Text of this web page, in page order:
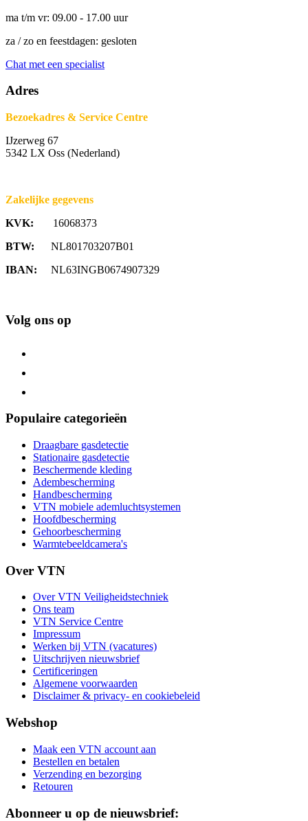
ma t/m vr: 09.00 - 17.00 uur
za / zo en feestdagen: gesloten
Chat met een specialist
Adres
Bezoekadres & Service Centre
IJzerweg 67
5342 LX Oss (Nederland)
Zakelijke gegevens
KVK: 16068373
BTW: NL801703207B01
IBAN: NL63INGB0674907329
Volg ons op
Populaire categorieën
Draagbare gasdetectie
Stationaire gasdetectie
Beschermende kleding
Adembescherming
Handbescherming
VTN mobiele ademluchtsystemen
Hoofdbescherming
Gehoorbescherming
Warmtebeeldcamera's
Over VTN
Over VTN Veiligheidstechniek
Ons team
VTN Service Centre
Impressum
Werken bij VTN (vacatures)
Uitschrijven nieuwsbrief
Certificeringen
Algemene voorwaarden
Disclaimer & privacy- en cookiebeleid
Webshop
Maak een VTN account aan
Bestellen en betalen
Verzending en bezorging
Retouren
Abonneer u op de nieuwsbrief: